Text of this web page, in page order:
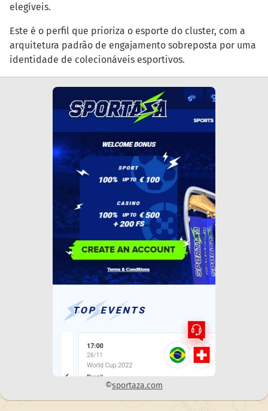
elegíveis.
Este é o perfil que prioriza o esporte do cluster, com a
arquitetura padrão de engajamento sobreposta por uma
identidade de colecionáveis esportivos.
©sportaza.com